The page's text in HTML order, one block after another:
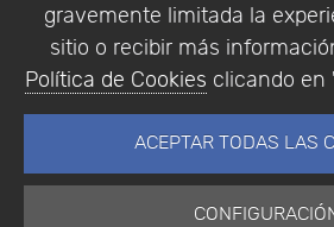
gravemente limitada la
sitio o recibir más
Política de Cookies clicando en
ACEPTAR TODAS LAS
Empresa|Aviso Legal|
Política de
© Copyright 1994 - 2026.
Científico, S.L.
Portugal.